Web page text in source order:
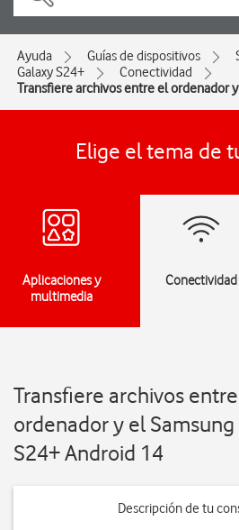
Ayuda Guías de dispositivos
Galaxy S24+
Conectividad
Transfiere archivos entre el ordenador
Elige el tema de
Aplicaciones y
multimedia
Conectividad
Transfiere archivos
ordenador y el Samsung
S24+ Android 14
Descripción de tu